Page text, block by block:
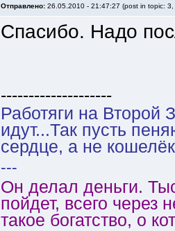
Отправлено: 26.05.2010 - 21:47:27 (post in topic: 3,
Спасибо. Надо
--------------------
Работяги на Второй
идут...Так пусть
сердце, а не кошелёк
---
Он делал деньги.
пойдет, всего через
такое богатство, о